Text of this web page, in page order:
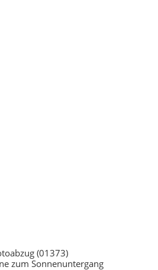
(01373)
zum Sonnenuntergang